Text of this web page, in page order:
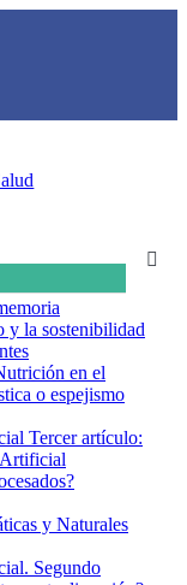
y la sostenibilidad
en el
o espejismo
Tercer artículo:
y Naturales
Segundo